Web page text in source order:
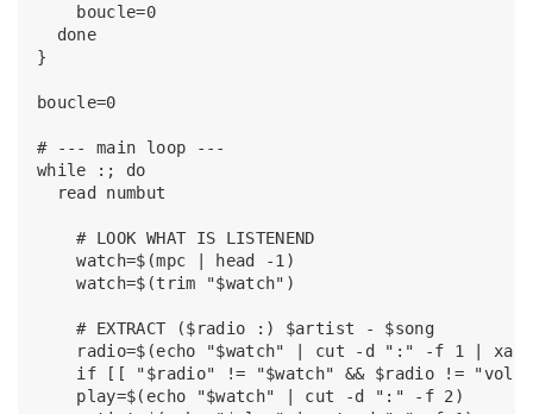
    boucle=0
  done
}
boucle=0
# --- main loop ---
while :; do
  read numbut
    # LOOK WHAT IS LISTENEND
    watch=$(mpc | head -1)
    watch=$(trim "$watch")
    # EXTRACT ($radio :) $artist - $song
radio=$(echo "$watch" | cut -d ":" -f 1 |
if [[ "$radio" != "$watch" && $radio !=
    play=$(echo "$watch" | cut -d ":" -f 2)